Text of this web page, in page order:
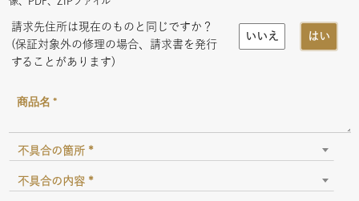
請求先住所は現在のものと同じですか？
(保証対象外の修理の場合、請求書を発行
することがあります)
いいえ はい
不具合の箇所 *
不具合の内容 *